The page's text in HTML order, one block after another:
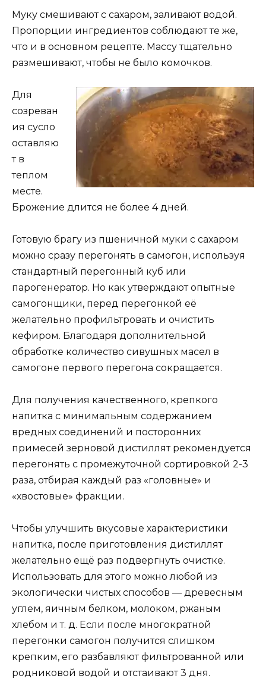
Муку смешивают с сахаром, заливают водой.
Пропорции ингредиентов соблюдают те же,
что и в основном рецепте. Массу тщательно
размешивают, чтобы не было комочков.
Для
созреван
ия сусло
оставляю
т в
теплом
месте.
Брожение длится не более 4 дней.
Готовую брагу из пшеничной муки с сахаром
можно сразу перегонять в самогон, используя
стандартный перегонный куб или
парогенератор. Но как утверждают опытные
самогонщики, перед перегонкой её
желательно профильтровать и очистить
кефиром. Благодаря дополнительной
обработке количество сивушных масел в
самогоне первого перегона сокращается.
Для получения качественного, крепкого
напитка с минимальным содержанием
вредных соединений и посторонних
примесей зерновой дистиллят рекомендуется
перегонять с промежуточной сортировкой 2-3
раза, отбирая каждый раз «головные» и
«хвостовые» фракции.
Чтобы улучшить вкусовые характеристики
напитка, после приготовления дистиллят
желательно ещё раз подвергнуть очистке.
Использовать для этого можно любой из
экологически чистых способов — древесным
углем, яичным белком, молоком, ржаным
хлебом и т. д. Если после многократной
перегонки самогон получится слишком
крепким, его разбавляют фильтрованной или
родниковой водой и отстаивают 3 дня.